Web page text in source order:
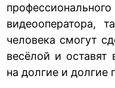
видеооператора,
человека смогут
весёлой и
на долгие и долгие